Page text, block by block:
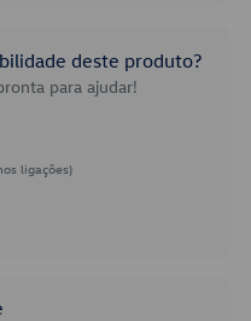
deste produto?
para ajudar!
ligações)